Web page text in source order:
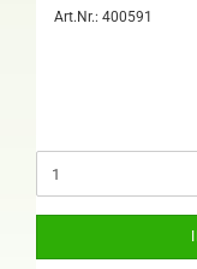
Art.Nr.: 400591